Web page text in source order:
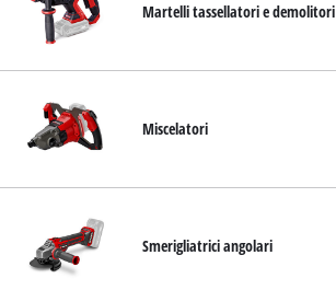
Martelli tassellatori e demolitori
Miscelatori
Smerigliatrici angolari